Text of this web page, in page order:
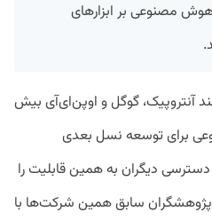
مصنوعی بر ابزارهای
آنتروپیک، گوگل و اوپن‌ای‌آی بیش
برای توسعه نسل بعدی
دیگران به همین قابلیت را
پژوهشگران سابق همین شرکت‌ها با